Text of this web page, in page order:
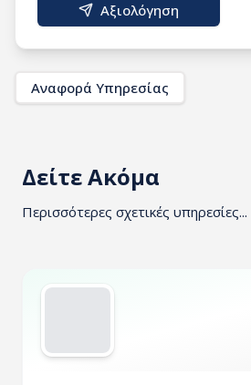
Αξιολόγηση
Αναφορά Υπηρεσίας
Δείτε Ακόμα
Περισσότερες σχετικές υπηρεσίες...